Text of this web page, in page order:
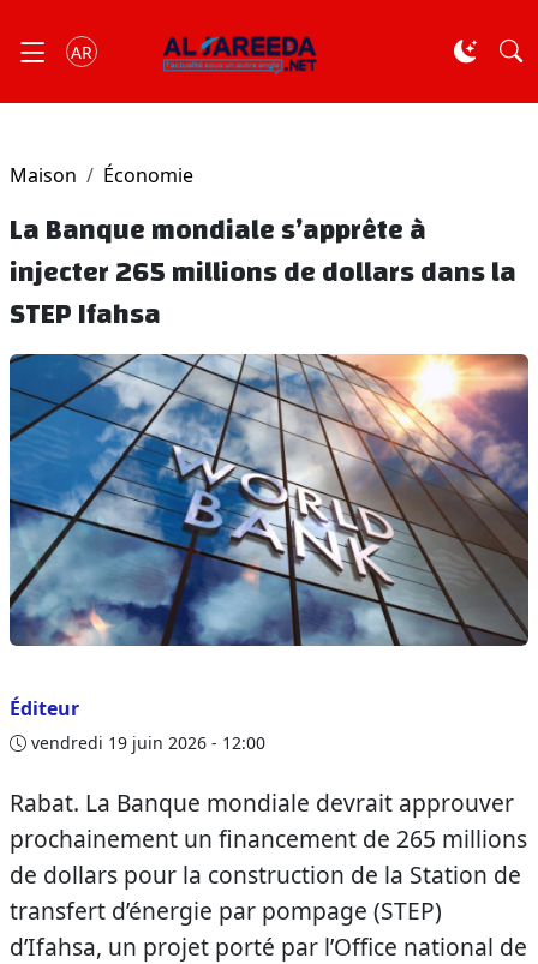
AR
Maison Économie
La Banque mondiale s’apprête à
injecter 265 millions de dollars dans la
STEP Ifahsa
Éditeur
vendredi 19 juin 2026 - 12:00
Rabat. La Banque mondiale devrait approuver
prochainement un financement de 265 millions
de dollars pour la construction de la Station de
transfert d’énergie par pompage (STEP)
d’Ifahsa, un projet porté par l’Office national de